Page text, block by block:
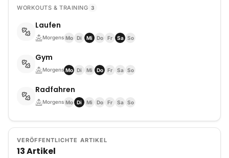
WORKOUTS & TRAINING 3
Laufen
Morgens Mo Di Mi Do Fr Sa So
Gym
Morgens Mo Di Mi Do Fr Sa So
Radfahren
Morgens Mo Di Mi Do Fr Sa So
VERÖFFENTLICHTE ARTIKEL
13 Artikel